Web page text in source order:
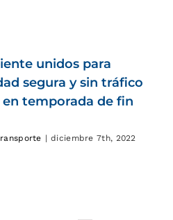
unidos para
segura y sin tráfico
temporada de fin
| diciembre 7th, 2022